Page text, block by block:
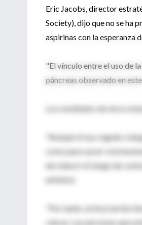
Eric Jacobs, director
Society), dijo que no se ha
aspirinas con la esperanza
"El vínculo entre el uso de
páncreas observado en
Los resultados de otros
"Aunque el uso regular a
como para sacar
de reducir el riesgo de
enfatizó.
"Por tanto, la Asociación
cáncer. Las personas que